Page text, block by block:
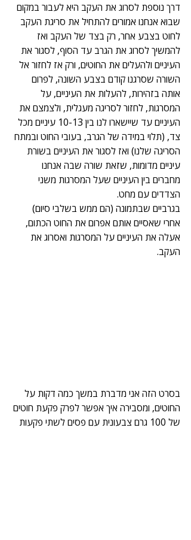
דרך נוספת לסרוג את העקב היא לעבור במקום
שבוא אנחנו אמורים להתחיל את סריגת העקב
לחוט בצבע אחר, רק בצד של העקב ואז
להמשיך לסרוג את הגרב עד הסוף, לסגור את
העיניים ולהעלים את החוטים, ורק אז לחזור אל
השורה שסרגנו קודם בצבע השונה, לפרום
אותה בזהירות, להעלות את העיניים, על
המסרגות, לחזור לסריגה מעגלית, ולצמצם את
העיניים עד שיישארו לנו בין 10-13 עיניים מכל
צד, (תלוי במידה של הגרב, בעובי החוט ובמתח
הסריגה שלנו) ואז לסגור את העיניים בשורת
עיניים מדומות, שזאת שורה שבה אנחנו
מחברים בין העיניים שעל המסרגות משני
הצדדים עם מחט.
בגרביים שבתמונה (הם ממש בשלבי סיום)
אחרי שאסיים אותם אפרום את החוט הכתום,
אעלה את העיניים על המסרגות ואסרוג את
העקב.
בסרט הזה אני מדברת במשך כמה דקות על
החוטים, ומסבירה איך אפשר לפרק פקעת חוטים
של 100 גרם צבעונית עם פסים לשתי פקעות